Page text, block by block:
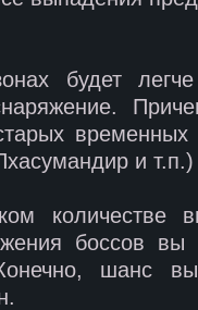
будет
и т.п.)
количестве
боссов вы
шанс